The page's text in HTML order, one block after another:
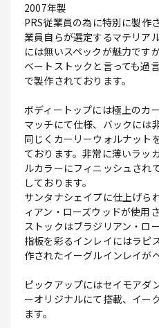
2007年製
PRS従業員の為に特別に製作
業員自らが選定するマテリア
には無いスペックが魅力です
ベートストックと言っても過
で製作されております。
ボディートップには極上のカ
マッチにて仕様、バックには
同じくカーリーウォルナット
ております。非常に薄いラッ
ルカラーにフィニッシュされ
しております。
サンタナシェイプに仕上げら
ィアン・ローズウッドが使用
ストックはブラジリアン・ロ
指板を彩るインレイにはラピ
作されたイーグルインレイが
ピックアップにはセイモアダ
ーオリジナルにて搭載、イー
ます。